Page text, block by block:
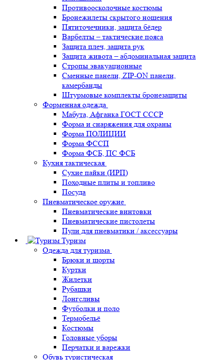
Противоосколочные костюмы
Бронежилеты скрытого ношения
Пятиточечники, защита бёдер
Варбелты – тактические пояса
Защита плеч, защита рук
Защита живота – абдоминальная защита
Стропы эвакуационные
Сменные панели, ZIP-ON панели,
камербанды
Штурмовые комплекты бронезащиты
Форменная одежда
Мабута, Афганка ГОСТ СССР
Форма и снаряжения для охраны
Форма ПОЛИЦИИ
Форма ФССП
Форма ФСБ, ПС ФСБ
Кухня тактическая
Сухие пайки (ИРП)
Походные плиты и топливо
Посуда
Пневматическое оружие
Пневматические винтовки
Пневматические пистолеты
Пули для пневматики / аксессуары
Туризм
Одежда для туризма
Брюки и шорты
Куртки
Жилетки
Рубашки
Лонгсливы
Футболки и поло
Термобельё
Костюмы
Головные уборы
Перчатки и варежки
Обувь туристическая